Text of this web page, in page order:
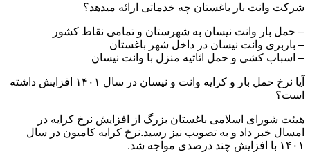
شرکت وانت بار باغستان چه خدماتی ارائه میدهد؟
– حمل بار وانت نیسان به شهرستان و تمامی نقاط کشور
– باربری وانت نیسان در داخل شهر باغستان
– اسباب کشی و حمل اثاثیه منزل با وانت نیسان
آیا نرخ حمل بار و کرایه وانت و نیسان در سال ۱۴۰۱ افزایش داشته
است؟
هیئت شورای اسلامی باغستان بزرگ از افزایش نرخ کرایه در
امسال خبر داد و به تصویب نیز رسید.نرخ کرایه کامیون در سال
۱۴۰۱ با افزایش چند درصدی مواجه شد.